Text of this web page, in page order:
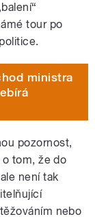
tour po
ministra
pozornost,
o tom, že do
není tak
nebo